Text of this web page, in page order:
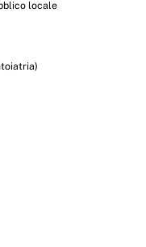
locale